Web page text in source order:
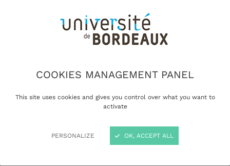
COOKIES MANAGEMENT PANEL
This site uses cookies and gives you control over what you want to
activate
PERSONALIZE OK, ACCEPT ALL
Concert du mardi, avec Inzeshel © Amphyy